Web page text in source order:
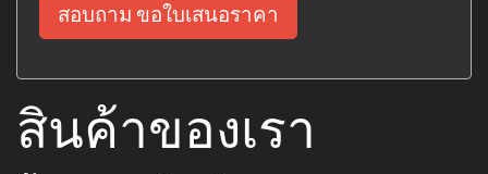
สอบถาม ขอใบเสนอราคา
สินค้าของเรา